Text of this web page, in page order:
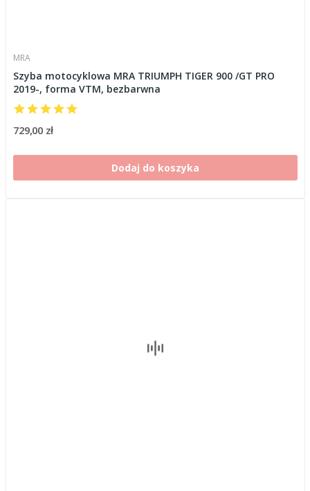
MRA
Szyba motocyklowa MRA TRIUMPH TIGER 900 /GT PRO
2019-, forma VTM, bezbarwna
729,00 zł
Dodaj do koszyka